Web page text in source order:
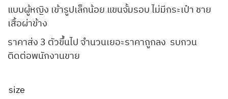
แบบผู้หญิง เข้ารูปเล็กน้อย แขนจั้มรอบ ไม่มีกระเป๋า ชาย
เสื้อผ่าข้าง
ราคาส่ง 3 ตัวขึ้นไป จำนวนเยอะราคาถูกลง รบกวน
ติดต่อพนักงานขาย
size